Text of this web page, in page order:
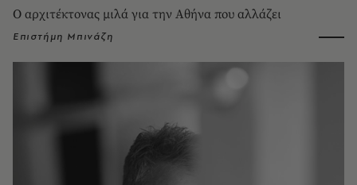
Ο αρχιτέκτονας μιλά για την Αθήνα που αλλάζει
Επιστήμη Μπινάζη